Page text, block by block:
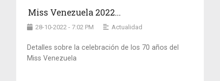
Miss Venezuela 2022...
28-10-2022 - 7:02 PM Actualidad
Detalles sobre la celebración de los 70 años del
Miss Venezuela